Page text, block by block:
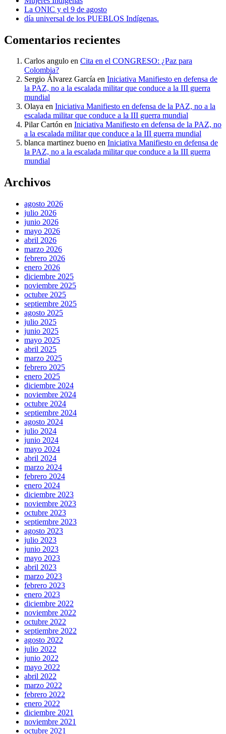
La ONIC y el 9 de agosto
día universal de los PUEBLOS Indígenas.
Comentarios recientes
Carlos angulo en Cita en el CONGRESO: ¿Paz para
Colombia?
Sergio Álvarez García en Iniciativa Manifiesto en defensa de
la PAZ, no a la escalada militar que conduce a la III guerra
mundial
Olaya en Iniciativa Manifiesto en defensa de la PAZ, no a la
escalada militar que conduce a la III guerra mundial
Pilar Cartón en Iniciativa Manifiesto en defensa de la PAZ, no
a la escalada militar que conduce a la III guerra mundial
blanca martinez bueno en Iniciativa Manifiesto en defensa de
la PAZ, no a la escalada militar que conduce a la III guerra
mundial
Archivos
agosto 2026
julio 2026
junio 2026
mayo 2026
abril 2026
marzo 2026
febrero 2026
enero 2026
diciembre 2025
noviembre 2025
octubre 2025
septiembre 2025
agosto 2025
julio 2025
junio 2025
mayo 2025
abril 2025
marzo 2025
febrero 2025
enero 2025
diciembre 2024
noviembre 2024
octubre 2024
septiembre 2024
agosto 2024
julio 2024
junio 2024
mayo 2024
abril 2024
marzo 2024
febrero 2024
enero 2024
diciembre 2023
noviembre 2023
octubre 2023
septiembre 2023
agosto 2023
julio 2023
junio 2023
mayo 2023
abril 2023
marzo 2023
febrero 2023
enero 2023
diciembre 2022
noviembre 2022
octubre 2022
septiembre 2022
agosto 2022
julio 2022
junio 2022
mayo 2022
abril 2022
marzo 2022
febrero 2022
enero 2022
diciembre 2021
noviembre 2021
octubre 2021